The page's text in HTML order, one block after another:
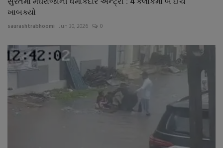
ખાબક્યો
saurashtrabhoomi Jun 30, 2026 0